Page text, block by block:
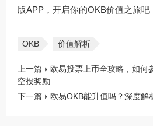
版APP，开启你的OKB价值之旅吧
OKB 价值解析
上一篇
欧易投票上币全攻略，如何
空投奖励
下一篇
欧易OKB能升值吗？深度解